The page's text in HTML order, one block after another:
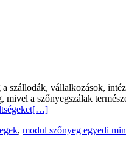
szállodák, vállalkozások,
a szőnyegszálak
[…]
, modul szőnyeg egyedi